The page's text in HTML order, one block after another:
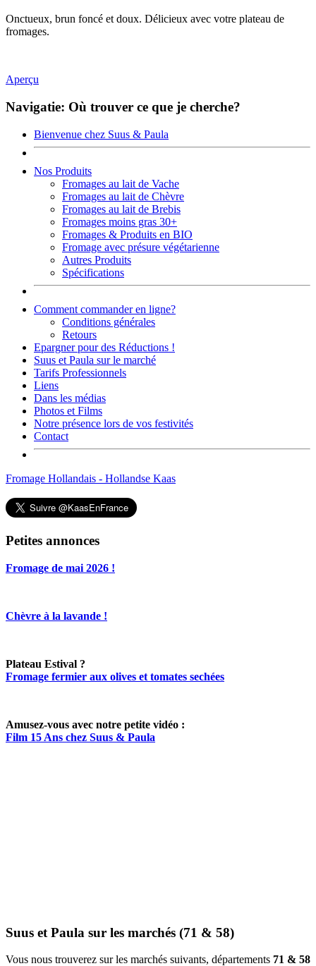
Onctueux, brun foncé et doux. Délicieux avec votre plateau de
fromages.
Aperçu
Navigatie: Où trouver ce que je cherche?
Bienvenue chez Suus & Paula
Nos Produits
Fromages au lait de Vache
Fromages au lait de Chèvre
Fromages au lait de Brebis
Fromages moins gras 30+
Fromages & Produits en BIO
Fromage avec présure végétarienne
Autres Produits
Spécifications
Comment commander en ligne?
Conditions générales
Retours
Epargner pour des Réductions !
Suus et Paula sur le marché
Tarifs Professionnels
Liens
Dans les médias
Photos et Films
Notre présence lors de vos festivités
Contact
Fromage Hollandais - Hollandse Kaas
Petites annonces
Fromage de mai 2026 !
Chèvre à la lavande !
Plateau Estival ?
Fromage fermier aux olives et tomates sechées
Amusez-vous avec notre petite vidéo :
Film 15 Ans chez Suus & Paula
Suus et Paula sur les marchés (71 & 58)
Vous nous trouverez sur les marchés suivants, départements 71 & 58